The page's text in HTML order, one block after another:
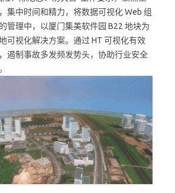
集中时间和精力，将数据可视化 Web 组
管理中，以厦门集美软件园 B22 地块为
可视化解决方案。通过 HT 可视化有效
遏制事故多发频发势头，协助行业安全